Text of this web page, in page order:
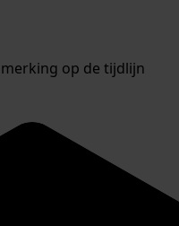
op de tijdlijn